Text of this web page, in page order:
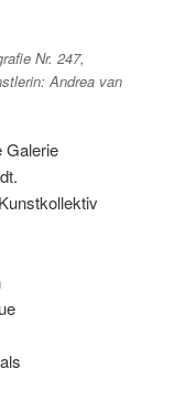
Nr. 247,
Andrea van
Galerie